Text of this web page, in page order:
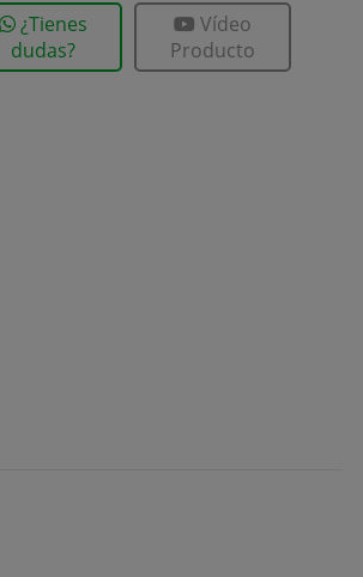
¿Tienes
dudas?
Vídeo
Producto